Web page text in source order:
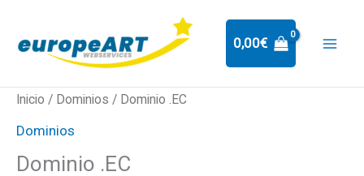
contenido
0,00€
Inicio / Dominios / Dominio .EC
Dominios
Dominio .EC
Dominio
.EC